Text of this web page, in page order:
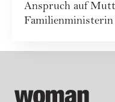
Anspruch auf
Familienministerin